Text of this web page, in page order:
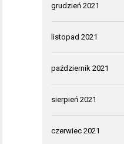
grudzień 2021
listopad 2021
październik 2021
sierpień 2021
czerwiec 2021